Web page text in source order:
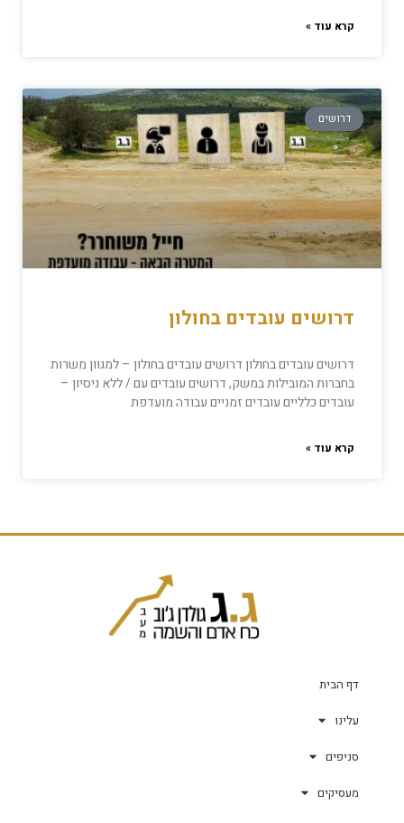
קרא עוד »
דרושים
דרושים עובדים בחולון
דרושים עובדים בחולון דרושים עובדים בחולון – למגוון משרות
בחברות המובילות במשק, דרושים עובדים עם / ללא ניסיון –
עובדים כלליים עובדים זמניים עבודה מועדפת
קרא עוד »
דף הבית
עלינו
סניפים
מעסיקים